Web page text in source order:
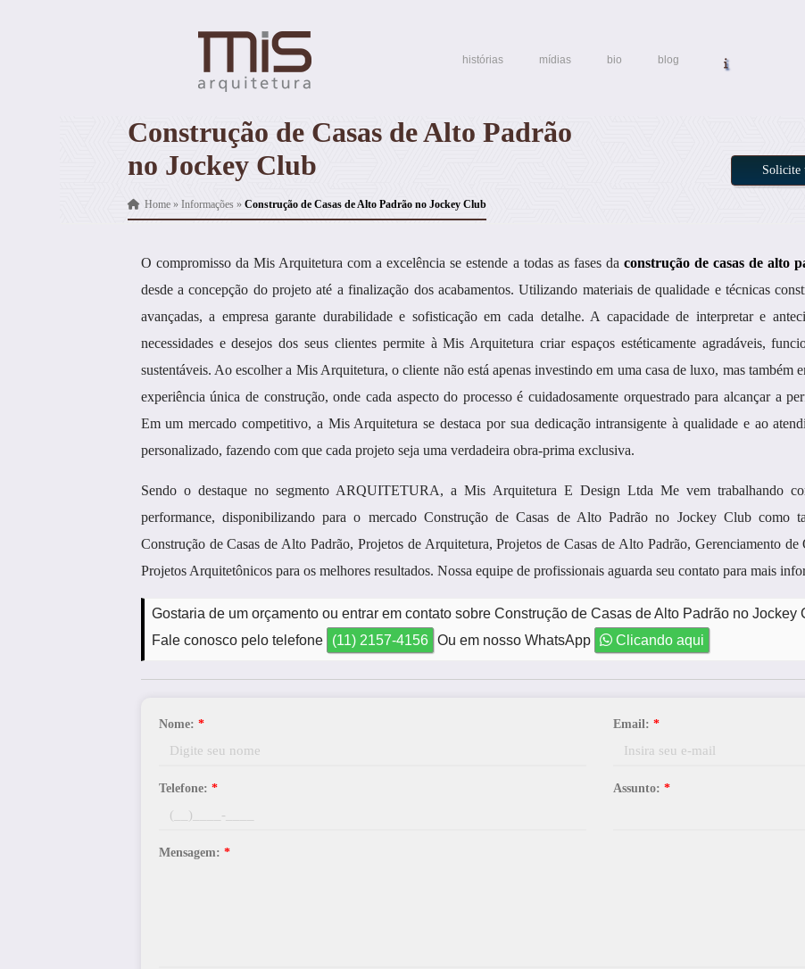
histórias mídias bio blog
Construção de Casas de Alto Padrão
no Jockey Club
Home» Informações » Construção de Casas de Alto Padrão no Jockey Club
Solicite
O compromisso da Mis Arquitetura com a excelência se estende a todas as fases da construção de casas de alto
desde a concepção do projeto até a finalização dos acabamentos. Utilizando materiais de qualidade e técnicas
avançadas, a empresa garante durabilidade e sofisticação em cada detalhe. A capacidade de interpretar e
necessidades e desejos dos seus clientes permite à Mis Arquitetura criar espaços estéticamente agradáveis,
sustentáveis. Ao escolher a Mis Arquitetura, o cliente não está apenas investindo em uma casa de luxo, mas também
experiência única de construção, onde cada aspecto do processo é cuidadosamente orquestrado para alcançar a
Em um mercado competitivo, a Mis Arquitetura se destaca por sua dedicação intransigente à qualidade e ao
personalizado, fazendo com que cada projeto seja uma verdadeira obra-prima exclusiva.
Sendo o destaque no segmento ARQUITETURA, a Mis Arquitetura E Design Ltda Me vem trabalhando
performance, disponibilizando para o mercado Construção de Casas de Alto Padrão no Jockey Club como
Construção de Casas de Alto Padrão, Projetos de Arquitetura, Projetos de Casas de Alto Padrão, Gerenciamento de
Projetos Arquitetônicos para os melhores resultados. Nossa equipe de profissionais aguarda seu contato para mais
Gostaria de um orçamento ou entrar em contato sobre Construção de Casas de Alto Padrão no Jockey
Fale conosco pelo telefone
(11) 2157-4156 Ou em nosso WhatsApp Clicando aqui
Nome: * Email: *
Telefone: * Assunto: *
Mensagem: *